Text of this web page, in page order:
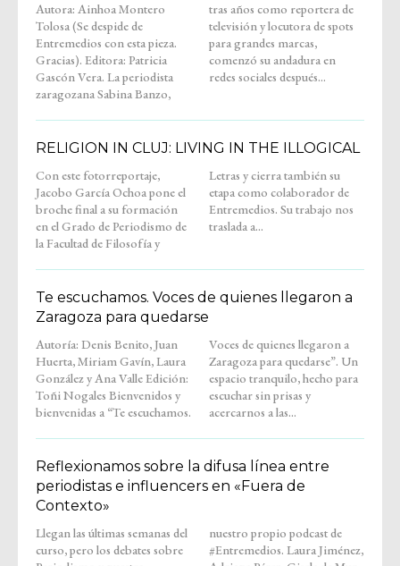
Autora: Ainhoa Montero
Tolosa (Se despide de
Entremedios con esta pieza.
Gracias). Editora: Patricia
Gascón Vera. La periodista
zaragozana Sabina Banzo,
tras años como reportera de
televisión y locutora de spots
para grandes marcas,
comenzó su andadura en
redes sociales después...
RELIGION IN CLUJ: LIVING IN THE ILLOGICAL
Con este fotorreportaje,
Jacobo García Ochoa pone el
broche final a su formación
en el Grado de Periodismo de
la Facultad de Filosofía y
Letras y cierra también su
etapa como colaborador de
Entremedios. Su trabajo nos
traslada a...
Te escuchamos. Voces de quienes llegaron a
Zaragoza para quedarse
Autoría: Denis Benito, Juan
Huerta, Miriam Gavín, Laura
González y Ana Valle Edición:
Toñi Nogales Bienvenidos y
bienvenidas a “Te escuchamos.
Voces de quienes llegaron a
Zaragoza para quedarse”. Un
espacio tranquilo, hecho para
escuchar sin prisas y
acercarnos a las...
Reflexionamos sobre la difusa línea entre
periodistas e influencers en «Fuera de
Contexto»
Llegan las últimas semanas del
curso, pero los debates sobre
nuestro propio podcast de
#Entremedios. Laura Jiménez,